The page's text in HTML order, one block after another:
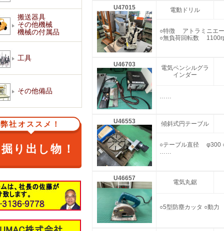
U47015 電動ドリル
○特徴 アトラミニエ
○無負荷回転数
U46703
電気ペンシルグラ
インダー
……
U46553 傾斜式円テーブル
○テーブル直径 φ300
……
U46657
電気丸鋸
○5型防塵カッタ ○
搬送器具
その他機械
機械の付属品
工具
その他備品
弊社オススメ！
掘り出し物！